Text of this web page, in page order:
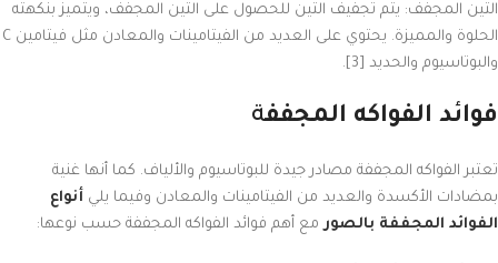
التين المجفف: يتم تجفيف التين للحصول على التين المجفف، ويتميز بنكهته
الحلوة والمميزة. يحتوي على العديد من الفيتامينات والمعادن مثل فيتامين C
والبوتاسيوم والحديد [3].
فوائد الفواكه المجففة
تعتبر الفواكه المجففة مصادر جيدة للبوتاسيوم والألياف. كما أنها غنية
بمضادات الأكسدة والعديد من الفيتامينات والمعادن وفيما يلي أنواع
الفوائد المجففة بالصور مع أهم فوائد الفواكه المجففة حسب نوعها: